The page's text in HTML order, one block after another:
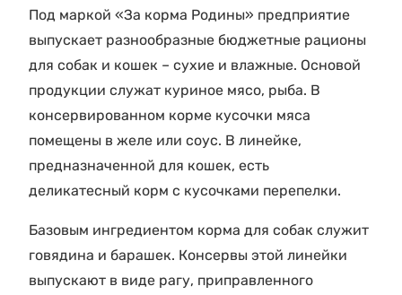
Под маркой «За корма Родины» предприятие
выпускает разнообразные бюджетные рационы
для собак и кошек – сухие и влажные. Основой
продукции служат куриное мясо, рыба. В
консервированном корме кусочки мяса
помещены в желе или соус. В линейке,
предназначенной для кошек, есть
деликатесный корм с кусочками перепелки.
Базовым ингредиентом корма для собак служит
говядина и барашек. Консервы этой линейки
выпускают в виде рагу, приправленного